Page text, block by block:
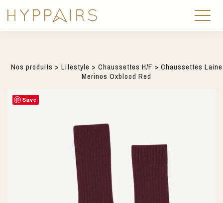
Nos produits > Lifestyle > Chaussettes H/F > Chaussettes Laine
Merinos Oxblood Red
Save